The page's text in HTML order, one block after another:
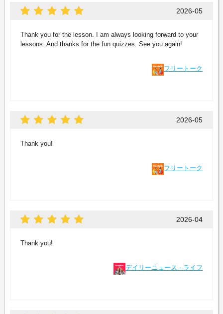
2026-05
Thank you for the lesson. I am always looking forward to your
lessons. And thanks for the fun quizzes. See you again!
フリートーク
2026-05
Thank you!
フリートーク
2026-04
Thank you!
デイリーニュース - ライフ